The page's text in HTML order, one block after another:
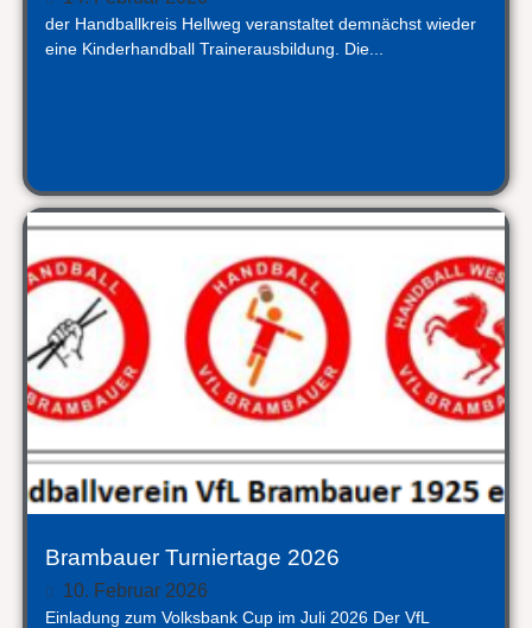
der Handballkreis Hellweg veranstaltet demnächst wieder
eine Kinderhandball Trainerausbildung. Die...
Brambauer Turniertage 2026
10. Februar 2026
Einladung zum Volksbank Cup im Juli 2026 Der VfL